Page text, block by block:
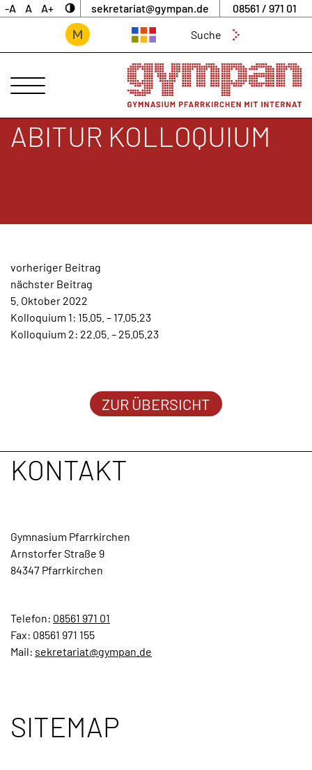
-A A A+ sekretariat@gympan.de
08561 / 971 01
nach:
ANSPRECHPARTNER
SCHULE
INTERNAT
AKTUELLES
&
NEWS
TERMINE
ABITUR KOLLOQUIUM
BEITRAGSNAVIGATION
vorheriger Beitrag
nächster Beitrag
5. Oktober 2022
Kolloquium 1: 15.05. – 17.05.23
Kolloquium 2: 22.05. – 25.05.23
ZUR ÜBERSICHT
KONTAKT
Gymnasium Pfarrkirchen
Arnstorfer Straße 9
84347 Pfarrkirchen
Telefon: 08561 971 01
Fax: 08561 971 155
Mail: sekretariat@gympan.de
SITEMAP